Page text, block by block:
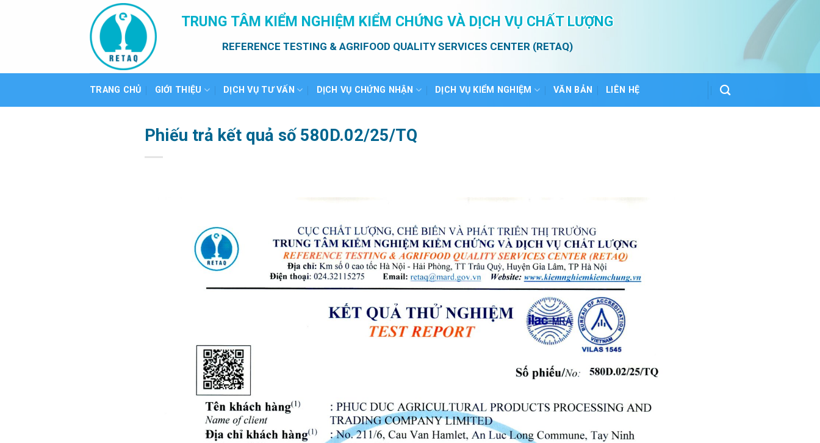
TRUNG TÂM KIỂM NGHIỆM KIỂM CHỨNG VÀ DỊCH VỤ CHẤT LƯỢNG
REFERENCE TESTING & AGRIFOOD QUALITY SERVICES CENTER (RETAQ)
TRANG CHỦ GIỚI THIỆU DỊCH VỤ TƯ VẤN DỊCH VỤ CHỨNG NHẬN DỊCH VỤ KIỂM NGHIỆM VĂN BẢN LIÊN HỆ
Phiếu trả kết quả số 580D.02/25/TQ